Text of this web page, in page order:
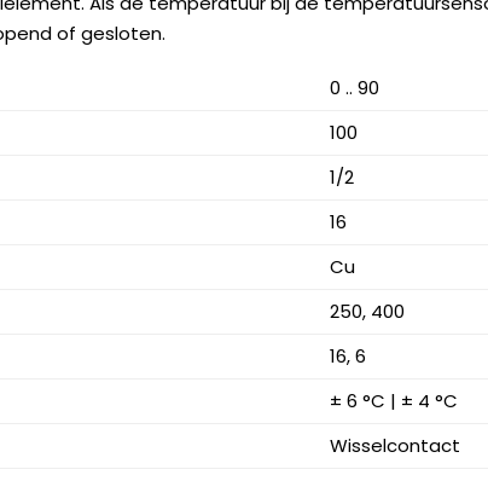
of gesloten.
0 .. 90
100
1/2
16
Cu
250, 400
16, 6
± 6 °C | ± 4 °C
Wisselcontact